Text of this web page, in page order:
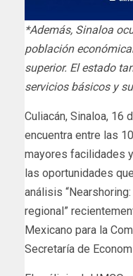
*Además, Sinaloa
población
superior. El estado
servicios básicos y
Culiacán, Sinaloa, 16
encuentra entre las
mayores facilidades
las oportunidades
análisis
regional”
Mexicano para la
Secretaría de